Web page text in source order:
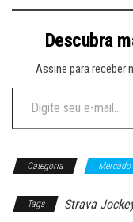
Descubra
Assine para receber
Digite seu e-mail…
Categoria Mercado
Tags Strava